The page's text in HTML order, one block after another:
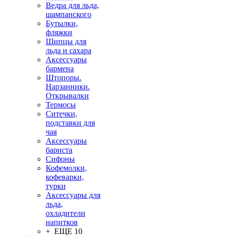
Ведра для льда,
шампанского
Бутылки,
фляжки
Щипцы для
льда и сахара
Аксессуары
бармена
Штопоры.
Нарзанники.
Открывалки
Термосы
Ситечки,
подставки для
чая
Аксессуары
бариста
Сифоны
Кофемолки,
кофеварки,
турки
Аксессуары для
льда,
охладители
напитков
+ ЕЩЕ 10